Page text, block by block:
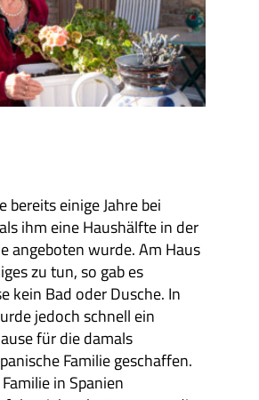
bereits einige Jahre bei
ihm eine Haushälfte in der
angeboten wurde. Am Haus
zu tun, so gab es
kein Bad oder Dusche. In
jedoch schnell ein
für die damals
Familie geschaffen.
in Spanien